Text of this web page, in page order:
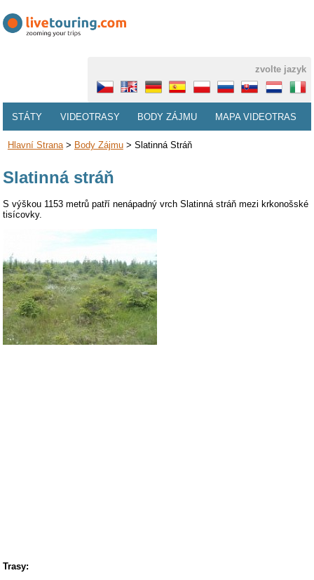
zvolte jazyk
STÁTY VIDEOTRASY BODY ZÁJMU MAPA VIDEOTRAS
Hlavní Strana> Body Zájmu> Slatinná Stráň
Slatinná stráň
S výškou 1153 metrů patří nenápadný vrch Slatinná stráň mezi krkonošské
tisícovky.
Trasy: